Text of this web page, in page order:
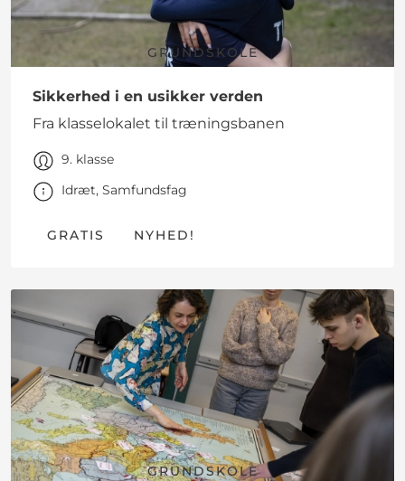
GRUNDSKOLE
Sikkerhed i en usikker verden
Fra klasselokalet til træningsbanen
9. klasse
Idræt, Samfundsfag
GRATIS NYHED!
GRUNDSKOLE